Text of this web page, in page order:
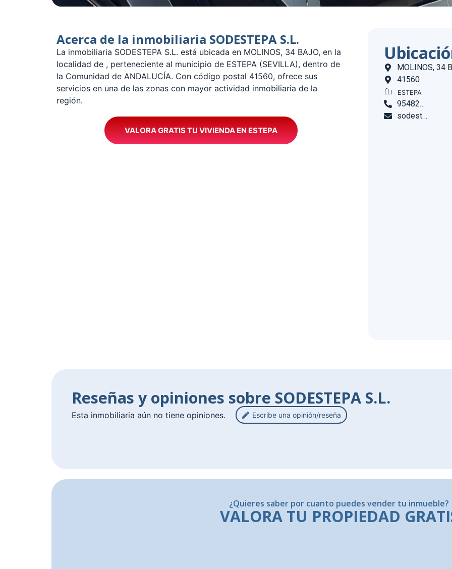
Acerca de la inmobiliaria SODESTEPA S.L.
La inmobiliaria SODESTEPA S.L. está ubicada en MOLINOS, 34 BAJO, en la
localidad de , perteneciente al municipio de ESTEPA (SEVILLA), dentro de
la Comunidad de ANDALUCÍA. Con código postal 41560, ofrece sus
servicios en una de las zonas con mayor actividad inmobiliaria de la
región.
VALORA GRATIS TU VIVIENDA EN ESTEPA
MOLINOS, 34
41560
ESTEPA
954820002
sodestepa@telefonica.net
Reseñas y opiniones sobre SODESTEPA S.L.
Esta inmobiliaria aún no tiene opiniones. Escribe una opinión/reseña
¿Quieres saber por cuanto puedes vender tu inmueble?
VALORA TU PROPIEDAD